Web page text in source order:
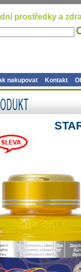
prostředky a
nakupovat Kontakt